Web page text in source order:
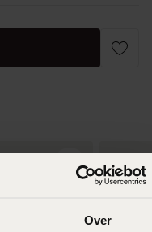
Over